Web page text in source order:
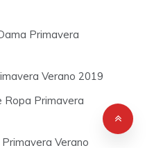
Primavera
Verano 2019
Ropa Primavera
Verano